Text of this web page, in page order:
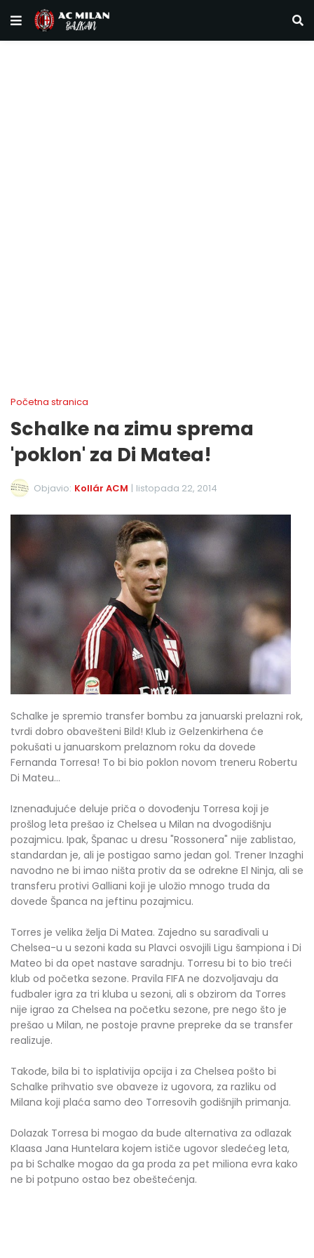
Početna stranica
Schalke na zimu sprema
'poklon' za Di Matea!
Objavio: Kollár ACM | listopada 22, 2014
Schalke je spremio transfer bombu za januarski prelazni rok,
tvrdi dobro obavešteni Bild! Klub iz Gelzenkirhena će
pokušati u januarskom prelaznom roku da dovede
Fernanda Torresa! To bi bio poklon novom treneru Robertu
Di Mateu...
Iznenađujuće deluje priča o dovođenju Torresa koji je
prošlog leta prešao iz Chelsea u Milan na dvogodišnju
pozajmicu. Ipak, Španac u dresu "Rossonera" nije zablistao,
standardan je, ali je postigao samo jedan gol. Trener Inzaghi
navodno ne bi imao ništa protiv da se odrekne El Ninja, ali se
transferu protivi Galliani koji je uložio mnogo truda da
dovede Španca na jeftinu pozajmicu.
Torres je velika želja Di Matea. Zajedno su sarađivali u
Chelsea-u u sezoni kada su Plavci osvojili Ligu šampiona i Di
Mateo bi da opet nastave saradnju. Torresu bi to bio treći
klub od početka sezone. Pravila FIFA ne dozvoljavaju da
fudbaler igra za tri kluba u sezoni, ali s obzirom da Torres
nije igrao za Chelsea na početku sezone, pre nego što je
prešao u Milan, ne postoje pravne prepreke da se transfer
realizuje.
Takođe, bila bi to isplativija opcija i za Chelsea pošto bi
Schalke prihvatio sve obaveze iz ugovora, za razliku od
Milana koji plaća samo deo Torresovih godišnjih primanja.
Dolazak Torresa bi mogao da bude alternativa za odlazak
Klaasa Jana Huntelara kojem ističe ugovor sledećeg leta,
pa bi Schalke mogao da ga proda za pet miliona evra kako
ne bi potpuno ostao bez obeštećenja.